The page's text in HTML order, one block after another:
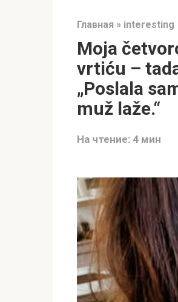
Главная » interesting
Moja
vrtiću –
„Poslala
muž laže.“
На чтение: 4 мин